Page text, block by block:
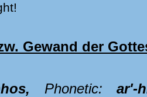
Gewand der
Phonetic: ar'-